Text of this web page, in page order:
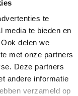
te
media te bieden en
delen we
met onze partners
Deze partners
andere informatie
verzameld op